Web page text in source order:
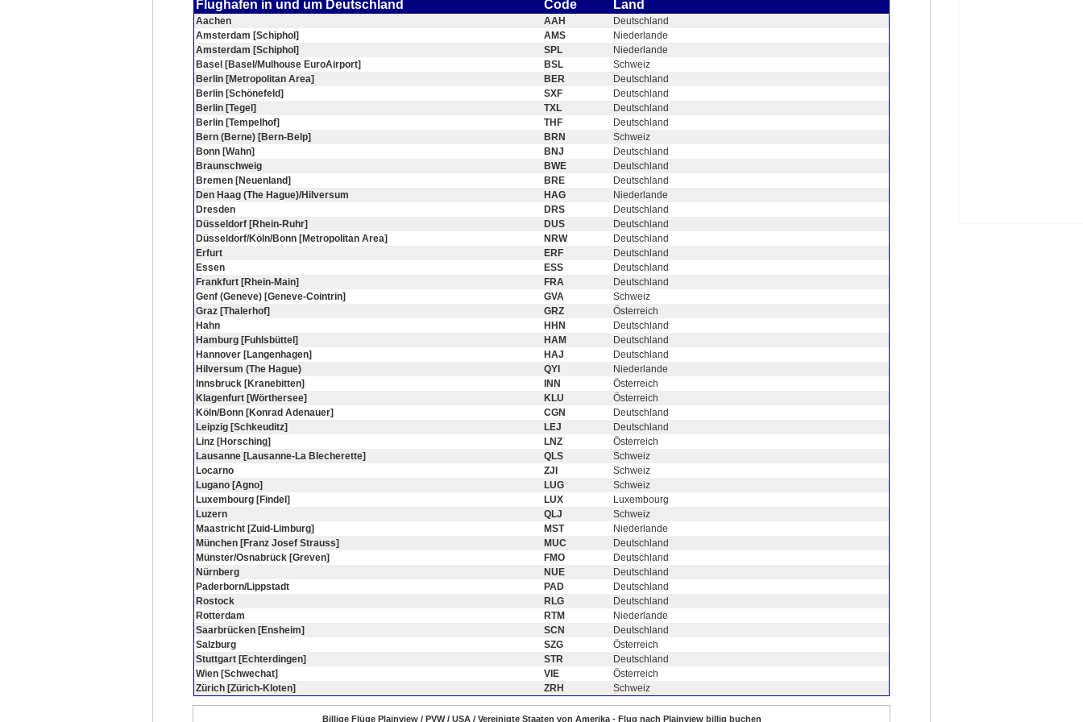
Flughafen in und um Deutschland Code Land
Aachen AAH
Deutschland
Amsterdam [Schiphol]
AMS
Niederlande
Amsterdam [Schiphol]
SPL
Niederlande
Basel [Basel/Mulhouse EuroAirport]
BSL
Schweiz
Berlin [Metropolitan Area]
BER
Deutschland
Berlin [Schönefeld]
SXF
Deutschland
Berlin [Tegel]
TXL
Deutschland
Berlin [Tempelhof]
THF
Deutschland
Bern (Berne) [Bern-Belp]
BRN
Schweiz
Bonn [Wahn]
BNJ
Deutschland
Braunschweig
BWE
Deutschland
Bremen [Neuenland]
BRE
Deutschland
Den Haag (The Hague)/Hilversum
HAG
Niederlande
Dresden
DRS
Deutschland
Düsseldorf [Rhein-Ruhr]
DUS
Deutschland
Düsseldorf/Köln/Bonn [Metropolitan Area]
NRW
Deutschland
Erfurt
ERF
Deutschland
Essen
ESS
Deutschland
Frankfurt [Rhein-Main]
FRA
Deutschland
Genf (Geneve) [Geneve-Cointrin]
GVA
Schweiz
Graz [Thalerhof]
GRZ
Österreich
Hahn
HHN
Deutschland
Hamburg [Fuhlsbüttel]
HAM
Deutschland
Hannover [Langenhagen]
HAJ
Deutschland
Hilversum (The Hague)
QYI
Niederlande
Innsbruck [Kranebitten]
INN
Österreich
Klagenfurt [Wörthersee]
KLU
Österreich
Köln/Bonn [Konrad Adenauer]
CGN
Deutschland
Leipzig [Schkeuditz]
LEJ
Deutschland
Linz [Horsching]
LNZ
Österreich
Lausanne [Lausanne-La Blecherette]
QLS
Schweiz
Locarno
ZJI
Schweiz
Lugano [Agno]
LUG
Schweiz
Luxembourg [Findel]
LUX
Luxembourg
Luzern
QLJ
Schweiz
Maastricht [Zuid-Limburg]
MST
Niederlande
München [Franz Josef Strauss]
MUC
Deutschland
Münster/Osnabrück [Greven]
FMO
Deutschland
Nürnberg
NUE
Deutschland
Paderborn/Lippstadt
PAD
Deutschland
Rostock
RLG
Deutschland
Rotterdam
RTM
Niederlande
Saarbrücken [Ensheim]
SCN
Deutschland
Salzburg
SZG
Österreich
Stuttgart [Echterdingen]
STR
Deutschland
Wien [Schwechat]
VIE
Österreich
Zürich [Zürich-Kloten]
ZRH Schweiz
Billige Flüge Plainview / PVW / USA / Vereinigte Staaten von Amerika - Flug nach Plainview billig buchen